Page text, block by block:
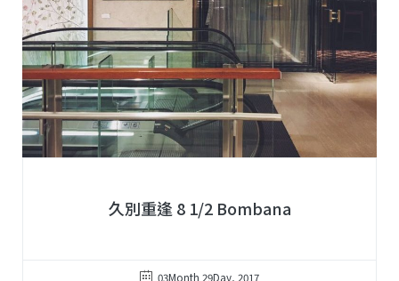
久別重逢 8 1/2 Bombana
03Month 29Day, 2017